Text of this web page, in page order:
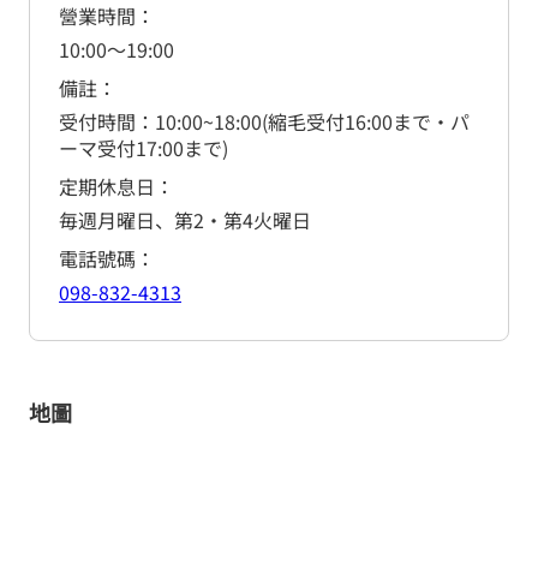
營業時間
10:00～19:00
備註
受付時間：10:00~18:00(縮毛受付16:00まで・パ
ーマ受付17:00まで)
定期休息日
毎週月曜日、第2・第4火曜日
電話號碼
098-832-4313
地圖